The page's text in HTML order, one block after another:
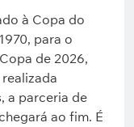
à Copa do
para o
de 2026,
a parceria de
ao fim. É